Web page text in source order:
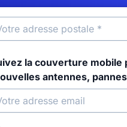
la couverture mobile
antennes,